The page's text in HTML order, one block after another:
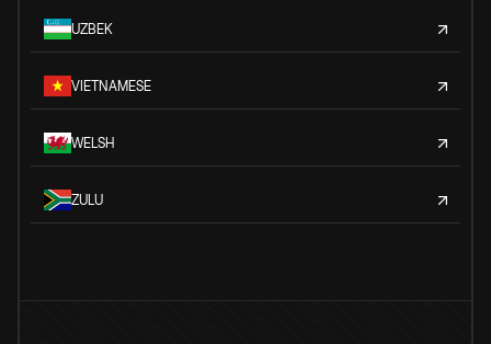
UZBEK
VIETNAMESE
WELSH
ZULU